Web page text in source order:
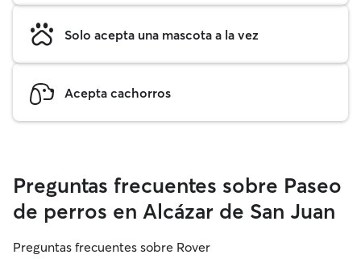
Solo acepta una mascota a la vez
Acepta cachorros
Preguntas frecuentes sobre Paseo
de perros en Alcázar de San Juan
Preguntas frecuentes sobre Rover